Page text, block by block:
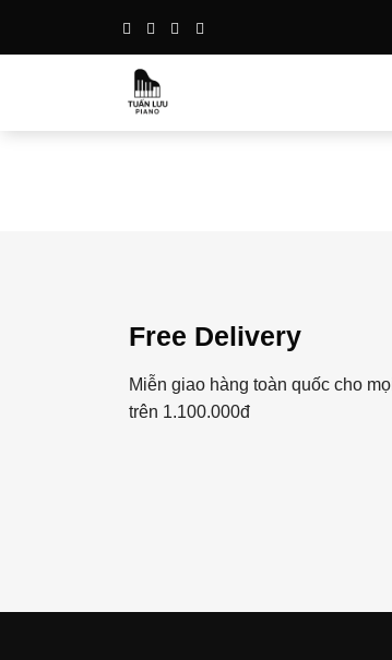
Free Delivery
Miễn giao hàng toàn quốc cho
trên 1.100.000đ